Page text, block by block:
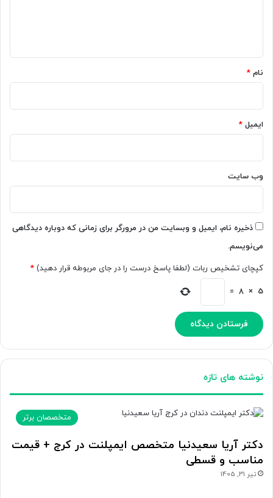
نام *
ایمیل *
وب‌ سایت
ذخیره نام، ایمیل و وبسایت من در مرورگر برای زمانی که دوباره دیدگاهی
می‌نویسم.
کپچای تشخیص ربات (لطفا پاسخ درست را در جای مربوطه قرار دهید) *
5
×
8
=
نوشته های تازه
متخصصان برتر
دکتر آریا سعیدنیا متخصص ایمپلنت در کرج + قیمت
مناسب و قسطی
تیر 31, 1405